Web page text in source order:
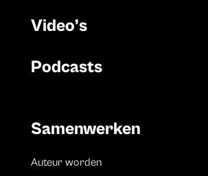
Video’s
Podcasts
Samenwerken
Auteur worden